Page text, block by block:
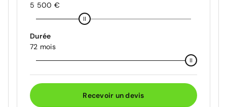
5 500 €
Durée
72 mois
Recevoir un devis